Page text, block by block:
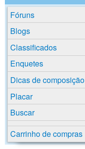
Fóruns
Blogs
Classificados
Enquetes
Dicas de composição
Placar
Buscar
Carrinho de compras